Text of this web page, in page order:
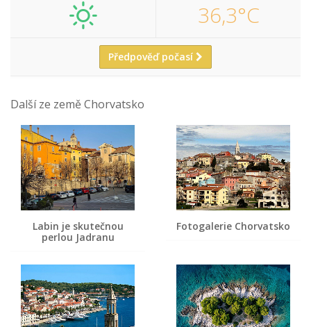
36,3°C
Předpověď počasí
Další ze země Chorvatsko
Labin je skutečnou
perlou Jadranu
Fotogalerie Chorvatsko